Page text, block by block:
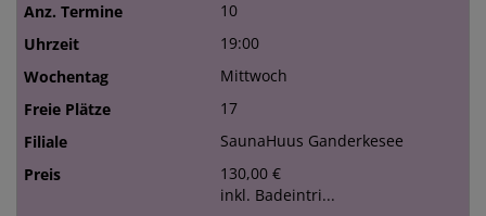
10
19:00
Mittwoch
17
SaunaHuus Ganderkesee
130,00 €
inkl. Badeintri...